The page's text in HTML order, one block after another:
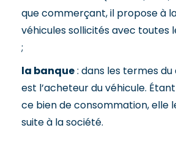
que commerçant, il propose à
véhicules sollicités avec toutes
;
la banque: dans les termes
est l’acheteur du véhicule.
ce bien de consommation, elle
suite à la société.